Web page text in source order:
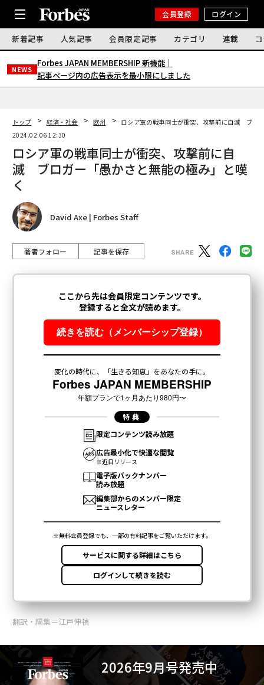
会員登録 ログイン
新着記事 人気記事 会員限定記事 カテゴリ 連載
NEWS
Forbes JAPAN MEMBERSHIP 新機能｜
記事ページ内の広告表示を最小限にしました
トップ 経済・社会 欧州
ロシア軍の戦車同士が衝突、攻撃前に自滅 ブロ
2024.02.06 12:30
ロシア軍の戦車同士が衝突、攻撃前に自
滅 ブロガー「愚かさと無能の極み」と嘆
く
David Axe | Forbes Staff
著者フォロー 記事を保存
翻訳・編集＝江戸伸禎
2026年9月号発売中